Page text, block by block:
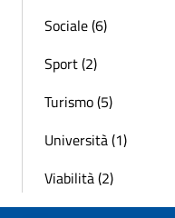
Sociale (6)
Sport (2)
Turismo (5)
Università (1)
Viabilità (2)